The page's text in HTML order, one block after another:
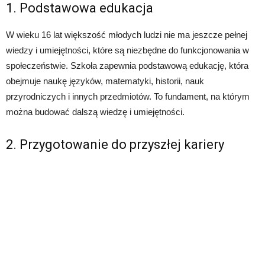
1. Podstawowa edukacja
W wieku 16 lat większość młodych ludzi nie ma jeszcze pełnej
wiedzy i umiejętności, które są niezbędne do funkcjonowania w
społeczeństwie. Szkoła zapewnia podstawową edukację, która
obejmuje naukę języków, matematyki, historii, nauk
przyrodniczych i innych przedmiotów. To fundament, na którym
można budować dalszą wiedzę i umiejętności.
2. Przygotowanie do przyszłej kariery